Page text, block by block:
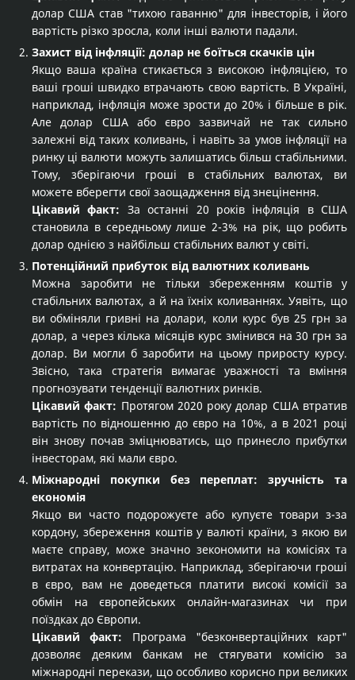
долар США став "тихою гаванню" для інвесторів, і його
вартість різко зросла, коли інші валюти падали.
Захист від інфляції: долар не боїться скачків цін
Якщо ваша країна стикається з високою інфляцією, то
ваші гроші швидко втрачають свою вартість. В Україні,
наприклад, інфляція може зрости до 20% і більше в рік.
Але долар США або євро зазвичай не так сильно
залежні від таких коливань, і навіть за умов інфляції на
ринку ці валюти можуть залишатись більш стабільними.
Тому, зберігаючи гроші в стабільних валютах, ви
можете вберегти свої заощадження від знецінення.
Цікавий факт: За останні 20 років інфляція в США
становила в середньому лише 2-3% на рік, що робить
долар однією з найбільш стабільних валют у світі.
Потенційний прибуток від валютних коливань
Можна заробити не тільки збереженням коштів у
стабільних валютах, а й на їхніх коливаннях. Уявіть, що
ви обміняли гривні на долари, коли курс був 25 грн за
долар, а через кілька місяців курс змінився на 30 грн за
долар. Ви могли б заробити на цьому приросту курсу.
Звісно, така стратегія вимагає уважності та вміння
прогнозувати тенденції валютних ринків.
Цікавий факт: Протягом 2020 року долар США втратив
вартість по відношенню до євро на 10%, а в 2021 році
він знову почав зміцнюватись, що принесло прибутки
інвесторам, які мали євро.
Міжнародні покупки без переплат: зручність та
економія
Якщо ви часто подорожуєте або купуєте товари з-за
кордону, збереження коштів у валюті країни, з якою ви
маєте справу, може значно зекономити на комісіях та
витратах на конвертацію. Наприклад, зберігаючи гроші
в євро, вам не доведеться платити високі комісії за
обмін на європейських онлайн-магазинах чи при
поїздках до Європи.
Цікавий факт: Програма "безконвертаційних карт"
дозволяє деяким банкам не стягувати комісію за
міжнародні перекази, що особливо корисно при великих